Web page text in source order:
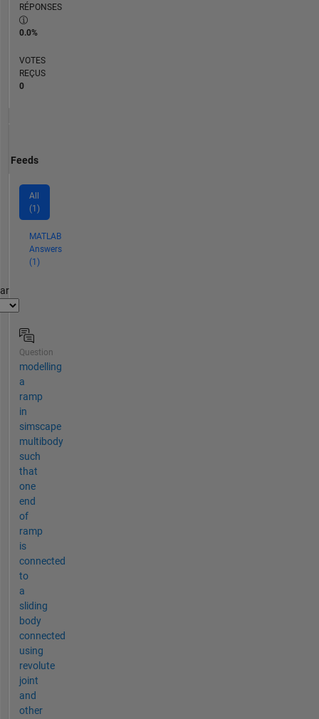
RÉPONSES
0.0%
VOTES
REÇUS
0
Feeds
All
(1)
MATLAB
Answers
(1)
Question
modelling
a
ramp
in
simscape
multibody
such
that
one
end
of
ramp
is
connected
to
a
sliding
body
connected
using
revolute
joint
and
other